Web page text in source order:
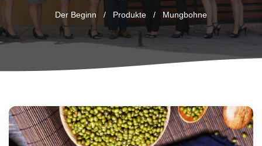
Der Beginn / Produkte / Mungbohne